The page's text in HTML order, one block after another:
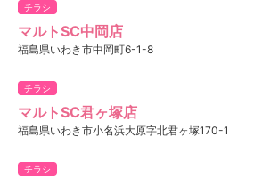
チラシ
マルトSC中岡店
福島県いわき市中岡町6-1-8
チラシ
マルトSC君ヶ塚店
福島県いわき市小名浜大原字北君ヶ塚170-1
チラシ